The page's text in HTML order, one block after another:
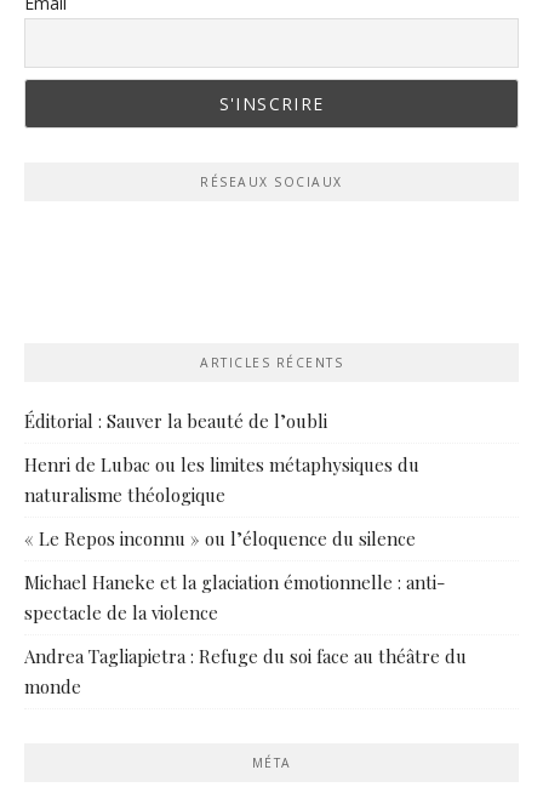
RÉSEAUX SOCIAUX
ARTICLES RÉCENTS
Éditorial : Sauver la beauté de l’oubli
Henri de Lubac ou les limites métaphysiques du
naturalisme théologique
« Le Repos inconnu » ou l’éloquence du silence
Michael Haneke et la glaciation émotionnelle : anti-
spectacle de la violence
Andrea Tagliapietra : Refuge du soi face au théâtre du
monde
MÉTA